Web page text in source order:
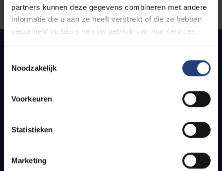
partners kunnen deze gegevens combineren met andere
informatie die u aan ze heeft verstrekt of die ze hebben
verzameld op basis van uw gebruik van hun services.
Noodzakelijk
Voorkeuren
Statistieken
Marketing
Quick links
How to get to the VUB campuses